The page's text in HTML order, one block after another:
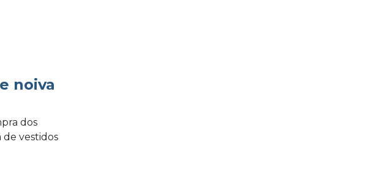
noiva
dos
de vestidos